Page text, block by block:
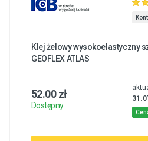
Klej żelowy wysokoelastyczny
GEOFLEX ATLAS
52.00 zł
Dostępny